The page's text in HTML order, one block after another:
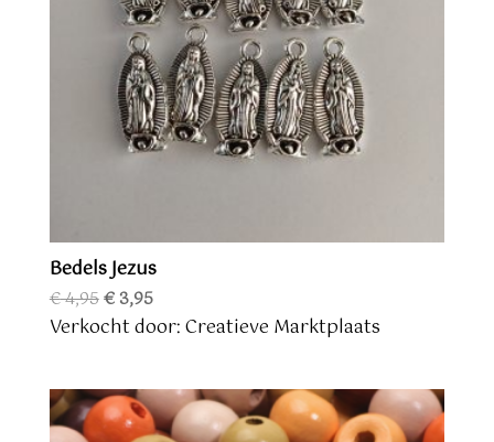
Bedels Jezus
€4,95Oorspronkelijke
prijs
€3,95Huidige
prijs
Verkocht door: Creatieve Marktplaats